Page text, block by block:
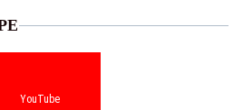
YouTube